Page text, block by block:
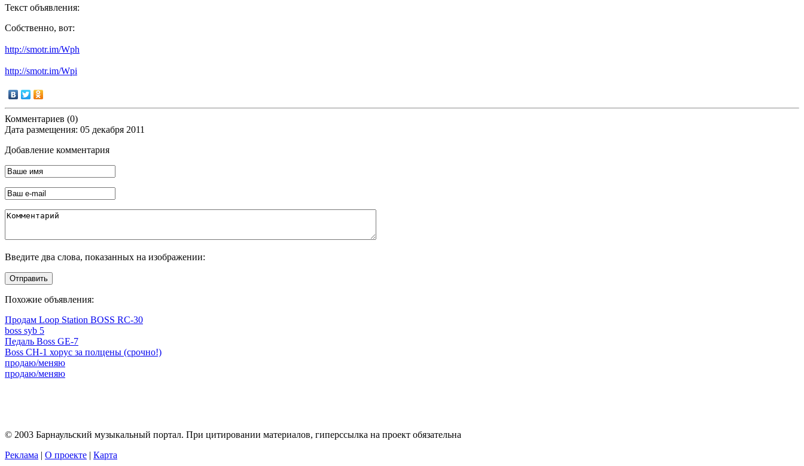
Текст объявления:
Собственно, вот:
http://smotr.im/Wph
http://smotr.im/Wpi
Комментариев (0)
Дата размещения: 05 декабря 2011
Добавление комментария
Введите два слова, показанных на изображении:
Отправить
Похожие объявления:
Продам Loop Station BOSS RC-30
boss syb 5
Педаль Boss GE-7
Boss CH-1 хорус за полцены (срочно!)
продаю/меняю
продаю/меняю
© 2003 Барнаульский музыкальный портал. При цитировании материалов, гиперссылка на проект обязательна
Реклама | О проекте | Карта